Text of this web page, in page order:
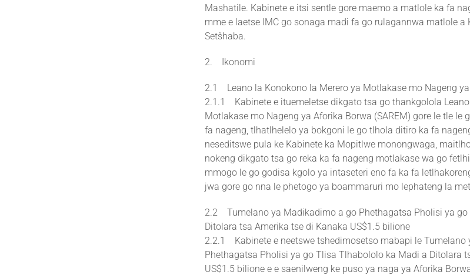
Mashatile. Kabinete e itsi sentle gore maemo a matlole ka fa
mme e laetse IMC go sonaga madi fa go rulagannwa matlole a
Setšhaba.
2. Ikonomi
2.1 Leano la Konokono la Merero ya Motlakase mo Nageng
2.1.1 Kabinete e ituemeletse dikgato tsa go thankgolola
Motlakase mo Nageng ya Aforika Borwa (SAREM) gore le tle le
fa nageng, tlhatlhelelo ya bokgoni le go tlhola ditiro ka fa
neseditswe pula ke Kabinete ka Mopitlwe monongwaga,
nokeng dikgato tsa go reka ka fa nageng motlakase wa go
mmogo le go godisa kgolo ya intaseteri eno fa ka fa
jwa gore go nna le phetogo ya boammaruri mo lephateng la
2.2 Tumelano ya Madikadimo a go Phethagatsa Pholisi ya
Ditolara tsa Amerika tse di Kanaka US$1.5 bilione
2.2.1 Kabinete e neetswe tshedimosetso mabapi le Tumelano
Phethagatsa Pholisi ya go Tlisa Tlhabololo ka Madi a Ditolara
US$1.5 bilione e e saenilweng ke puso ya naga ya Aforika